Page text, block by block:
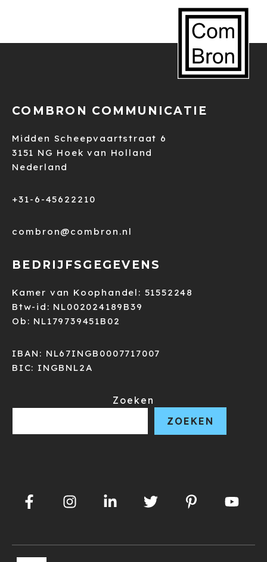
COMBRON COMMUNICATIE
Midden Scheepvaartstraat 6
3151 NG Hoek van Holland
Nederland
+31-6-45622210
combron@combron.nl
BEDRIJFSGEGEVENS
Kamer van Koophandel: 51552248
Btw-id: NL002024189B39
Ob: NL179739451B02
IBAN: NL67INGB0007717007
BIC: INGBNL2A
Zoeken
ZOEKEN